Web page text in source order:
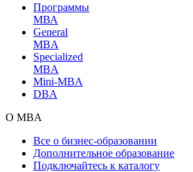
Программы
МВА
General
MBA
Specialized
MBA
Mini-MBA
DBA
О MBA
Все о бизнес-образовании
Дополнительное образование
Подключайтесь к каталогу